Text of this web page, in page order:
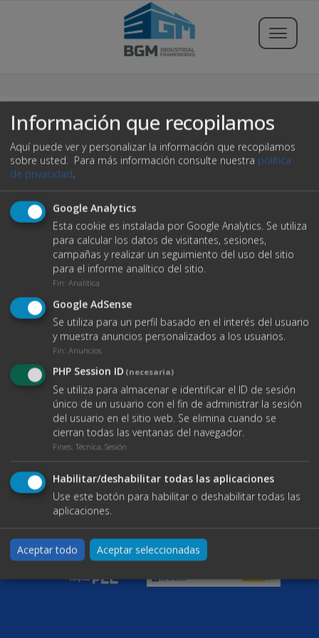
Publicar Inmueble
Registrarse
Servicios
Contacto
404
Ups! no ha sido posible encontrar la página.
Volver al inicio
C/ Severino Riveiro Tome, 3 Bajo
15702 Santiago de Compostela
+34 981 894 596
info@bgmnavesindustriales.com
Blog
Servicios
Contacto
Documentos
Aviso legal
Política de Cookies
Información que recopilamos
Aquí puede ver y personalizar la información que recopilamos
sobre usted. Para más información consulte nuestra política
de privacidad.
Google Analytics
Esta cookie es instalada por Google Analytics. Se utiliza
para calcular los datos de visitantes, sesiones,
campañas y realizar un seguimiento del uso del sitio
para el informe analítico del sitio.
Fin: Analítica
Google AdSense
Se utiliza para un perfil basado en el interés del usuario
y muestra anuncios personalizados a los usuarios.
Fin: Anuncios
PHP Session ID (necesaria)
Se utiliza para almacenar e identificar el ID de sesión
único de un usuario con el fin de administrar la sesión
del usuario en el sitio web. Se elimina cuando se
cierran todas las ventanas del navegador.
Fines: Técnica, Sesión
Habilitar/deshabilitar todas las aplicaciones
Use este botón para habilitar o deshabilitar todas las
aplicaciones.
Aceptar todo Aceptar seleccionadas